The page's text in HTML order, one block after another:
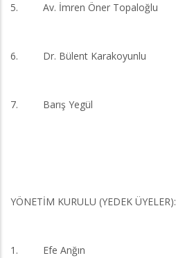
5. Av. İmren Öner Topaloğlu
6. Dr. Bülent Karakoyunlu
7. Barış Yegül
YÖNETİM KURULU (YEDEK ÜYELER):
1. Efe Anğın